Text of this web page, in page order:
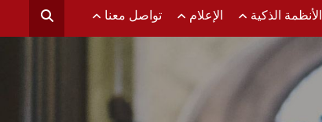
الأنظمة الذكية الإعلام تواصل معنا